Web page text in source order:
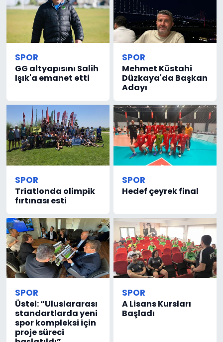
SPOR
GG altyapısını Salih
Işık'a emanet etti
SPOR
Mehmet Küstahi
Düzkaya'da Başkan
Adayı
SPOR
Triatlonda olimpik
fırtınası esti
SPOR
Hedef çeyrek final
SPOR
Üstel: “Uluslararası
standartlarda yeni
spor kompleksi için
proje süreci
SPOR
A Lisans Kursları
Başladı